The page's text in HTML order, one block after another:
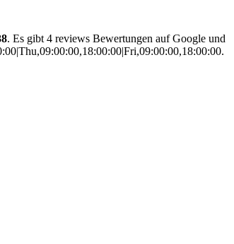
. Es gibt 4 reviews Bewertungen auf Google und